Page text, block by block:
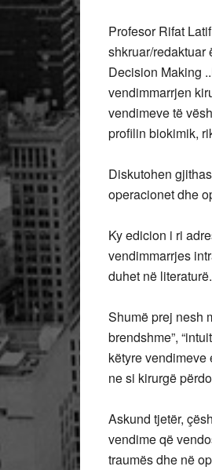
Profesor Rifat
shkruar/redaktuar
Decision Making
vendimmarrjen
vendimeve të
profilin biokimik,
Diskutohen
operacionet dhe
Ky edicion i ri
vendimmarrjes
duhet në literaturë.
Shumë prej nesh
brendshme”,
këtyre
ne si kirurgë
Askund tjetër,
vendime që
traumës dhe në